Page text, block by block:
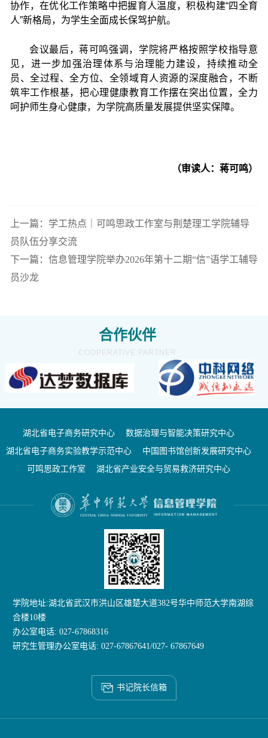
协作，在优化工作策略中把握育人温度，积极构建“四全育
人”新格局，为学生全面成长保驾护航。
会议最后，蒋可鸣强调，学院将严格按照学校指导意
见，进一步加强治理体系与治理能力建设，持续推动全
员、全过程、全方位、全领域育人资源的深度融合，不断
筑牢工作根基，把心理健康教育工作摆在突出位置，全力
呵护师生身心健康，为学院高质量发展提供坚实保障。
（审读人：蒋可鸣）
上一篇：学工热点｜可鸣思政工作室与荆楚理工学院辅导
员队伍分享交流
下一篇：信息管理学院举办2026年第十二期“信”语学工辅导
员沙龙
合作伙伴
COOPERATIVE PARTNER
湖北省电子商务研究中心
数据治理与智能决策研究中心
湖北省电子商务实验教学示范中心
中国图书馆创新发展研究中心
可鸣思政工作室
湖北省产业安全与贸易救济研究中心
学院地址:湖北省武汉市洪山区雄楚大道382号华中师范大学南湖综
合楼10楼
办公室电话: 027-67868316
研究生管理办公室电话: 027-67867641/027- 67867649
书记院长信箱